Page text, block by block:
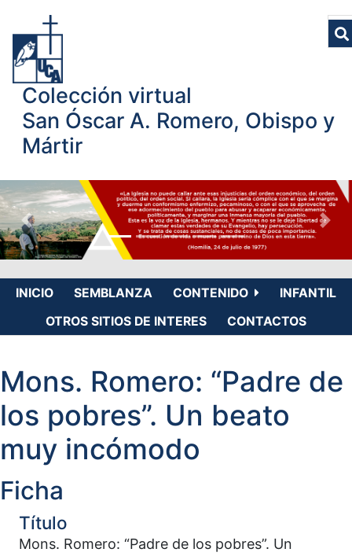
Colección virtual
San Óscar A. Romero, Obispo y
Mártir
INICIO SEMBLANZA CONTENIDO
INFANTIL
OTROS SITIOS DE INTERES
CONTACTOS
Mons. Romero: “Padre de
los pobres”. Un beato
muy incómodo
Ficha
Título
Mons. Romero: “Padre de los pobres”. Un